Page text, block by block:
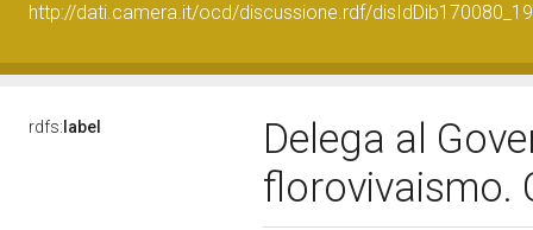
http://dati.camera.it/ocd/discussione.rdf/disIdDib170080_19
rdfs: label
Delega al
florovivaismo.